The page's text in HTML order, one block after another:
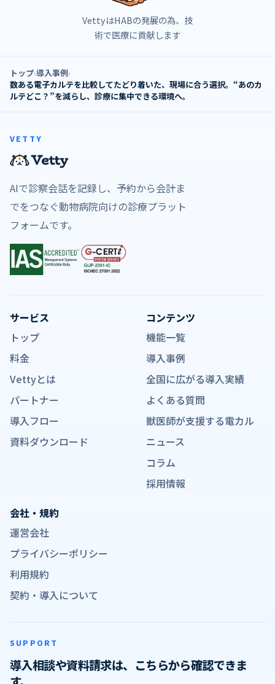
VettyはHABの発展の為、技
術で医療に貢献します
トップ 導入事例
数ある電子カルテを比較してたどり着いた、現場に合う選択。“あのカ
ルテどこ？”を減らし、診療に集中できる環境へ。
VETTY
AIで診察会話を記録し、予約から会計ま
でをつなぐ動物病院向けの診療プラット
フォームです。
サービス
トップ
料金
Vettyとは
パートナー
導入フロー
資料ダウンロード
コンテンツ
機能一覧
導入事例
全国に広がる導入実績
よくある質問
獣医師が支援する電カル
ニュース
コラム
採用情報
会社・規約
運営会社
プライバシーポリシー
利用規約
契約・導入について
SUPPORT
導入相談や資料請求は、こちらから確認できま